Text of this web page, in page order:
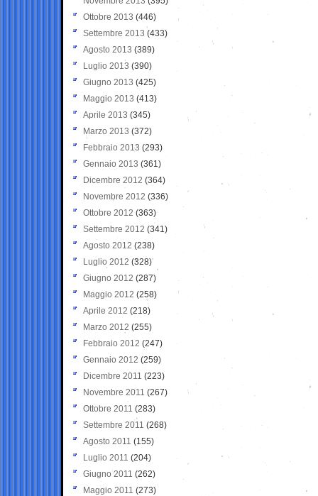
Ottobre 2013 (446)
Settembre 2013 (433)
Agosto 2013 (389)
Luglio 2013 (390)
Giugno 2013 (425)
Maggio 2013 (413)
Aprile 2013 (345)
Marzo 2013 (372)
Febbraio 2013 (293)
Gennaio 2013 (361)
Dicembre 2012 (364)
Novembre 2012 (336)
Ottobre 2012 (363)
Settembre 2012 (341)
Agosto 2012 (238)
Luglio 2012 (328)
Giugno 2012 (287)
Maggio 2012 (258)
Aprile 2012 (218)
Marzo 2012 (255)
Febbraio 2012 (247)
Gennaio 2012 (259)
Dicembre 2011 (223)
Novembre 2011 (267)
Ottobre 2011 (283)
Settembre 2011 (268)
Agosto 2011 (155)
Luglio 2011 (204)
Giugno 2011 (262)
Maggio 2011 (273)